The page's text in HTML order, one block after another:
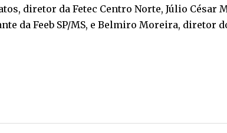
diretor da Fetec Centro Norte, Júlio
da Feeb SP/MS, e Belmiro Moreira, diretor